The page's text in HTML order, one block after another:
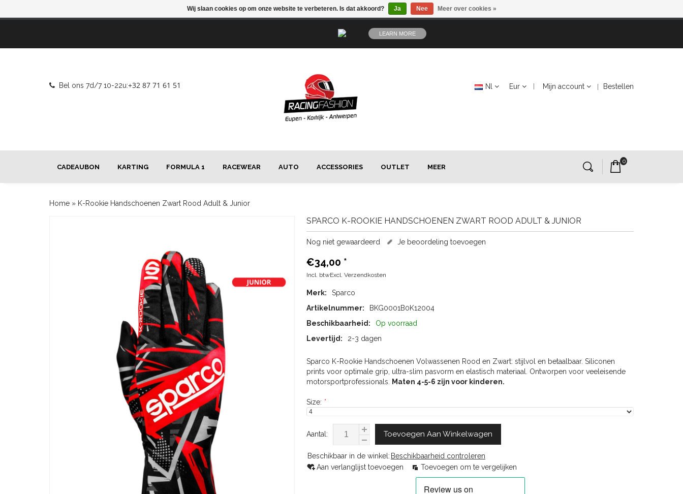
LEARN MORE
Bel ons 7d/7 10-22u:+32 87 71 61 51 Nl Eur Mijn account Bestellen
CADEAUBON KARTING FORMULA 1 RACEWEAR AUTO ACCESSORIES OUTLET MEER
0
Home » K-Rookie Handschoenen Zwart Rood Adult & Junior
SPARCO K-ROOKIE HANDSCHOENEN ZWART ROOD ADULT & JUNIOR
Nog niet gewaardeerd Je beoordeling toevoegen
€34,00 *
Incl. btwExcl. Verzendkosten
Merk:
Sparco
Artikelnummer:
BKG0001B0K12004
Beschikbaarheid:
Op voorraad
Levertijd:
2-3 dagen
Sparco K-Rookie Handschoenen Volwassenen Rood en Zwart: stijlvol en betaalbaar. Siliconen
prints voor optimale grip, ultra-slim pasvorm en elastisch materiaal. Ontworpen voor veeleisende
motorsportprofessionals.
Maten 4-5-6 zijn voor kinderen.
Size: *
Aantal: Toevoegen Aan Winkelwagen
Beschikbaar in de winkel: Beschikbaarheid controleren
Aan verlanglijst toevoegen
Toevoegen om te vergelijken
Wij slaan cookies op om onze website te verbeteren. Is dat akkoord? Ja Nee Meer over cookies »